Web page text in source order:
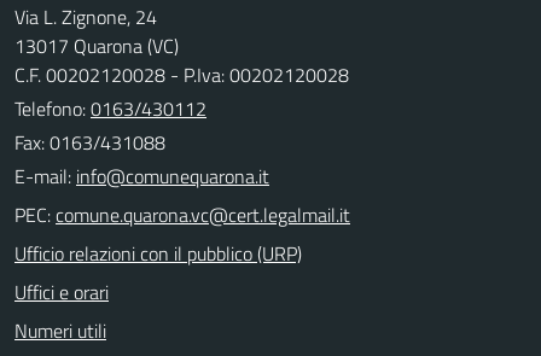
Via L. Zignone, 24
13017 Quarona (VC)
C.F. 00202120028 - P.Iva: 00202120028
Telefono:0163/430112
Fax: 0163/431088
E-mail:
PEC:
Ufficio relazioni con il pubblico (URP)
Uffici e orari
Numeri utili